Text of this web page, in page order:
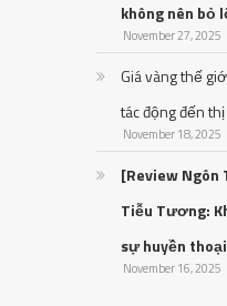
không nên bỏ
November 27, 2025
Giá vàng thế
tác động đến
November 18, 2025
[Review Ngôn
Tiễu Tương:
sự huyền thoại
November 16, 2025